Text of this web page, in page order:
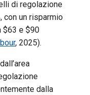
di regolazione
con un risparmio
$63 e $90
, 2025).
dalla